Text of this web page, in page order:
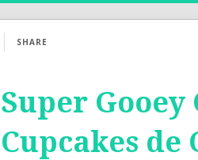
SHARE
Super Gooey
Cupcakes de